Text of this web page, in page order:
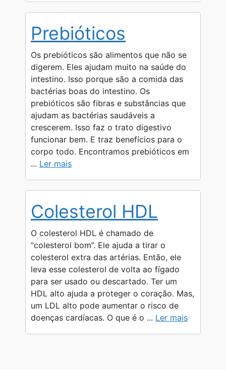
Prebióticos
Os prebióticos são alimentos que não se
digerem. Eles ajudam muito na saúde do
intestino. Isso porque são a comida das
bactérias boas do intestino. Os
prebióticos são fibras e substâncias que
ajudam as bactérias saudáveis a
crescerem. Isso faz o trato digestivo
funcionar bem. E traz benefícios para o
corpo todo. Encontramos prebióticos em
... Ler mais
Colesterol HDL
O colesterol HDL é chamado de
“colesterol bom”. Ele ajuda a tirar o
colesterol extra das artérias. Então, ele
leva esse colesterol de volta ao fígado
para ser usado ou descartado. Ter um
HDL alto ajuda a proteger o coração. Mas,
um LDL alto pode aumentar o risco de
doenças cardíacas. O que é o ... Ler mais